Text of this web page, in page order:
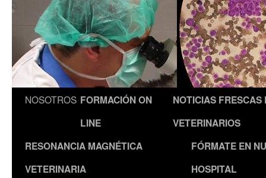
NOSOTROS FORMACIÓN ON
LINE
NOTICIAS FRESCAS
VETERINARIOS
RESONANCIA MAGNÉTICA
VETERINARIA
FÓRMATE EN
HOSPITAL